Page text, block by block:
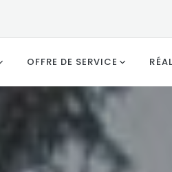
OFFRE DE SERVICE